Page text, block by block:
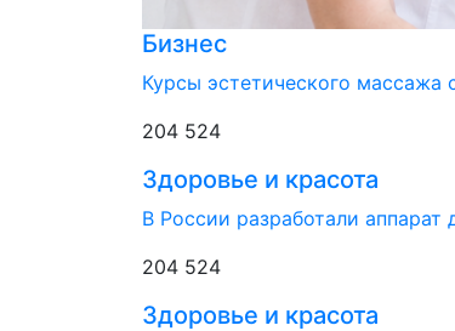
Бизнес
Курсы эстетического
204 524
Здоровье и красота
В России разработали аппарат
204 524
Здоровье и красота